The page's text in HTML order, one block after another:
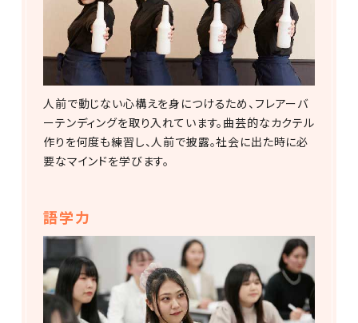
人前で動じない心構えを身につけるため、フレアーバ
ーテンディングを取り入れています。曲芸的なカクテル
作りを何度も練習し、人前で披露。社会に出た時に必
要なマインドを学びます。
語学力